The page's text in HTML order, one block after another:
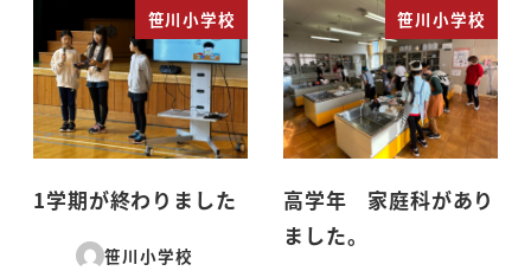
笹川小学校
1学期が終わりました
笹川小学校
笹川小学校
高学年 家庭科があり
ました。